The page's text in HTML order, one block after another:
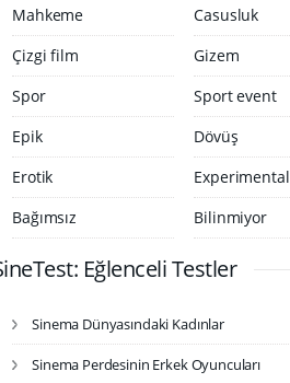
Mahkeme
Casusluk
Çizgi film
Gizem
Spor
Sport event
Epik
Dövüş
Erotik
Experimental
Bağımsız
Bilinmiyor
Eğlenceli Testler
Sinema Dünyasındaki Kadınlar
Sinema Perdesinin Erkek Oyuncuları